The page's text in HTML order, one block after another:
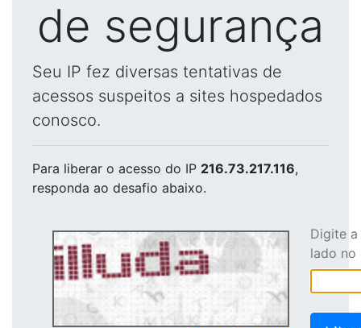
de segurança
Seu IP fez diversas tentativas de
acessos suspeitos a sites hospedados
conosco.
Para liberar o acesso do IP 216.73.217.116,
responda ao desafio abaixo.
Digite
lado no